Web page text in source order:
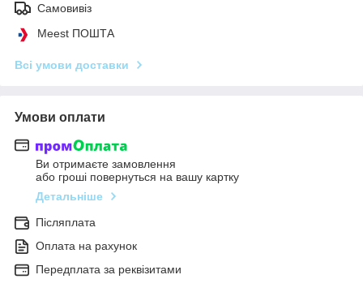
Самовивіз
Meest ПОШТА
Всі умови доставки
Умови оплати
Ви отримаєте замовлення
або гроші повернуться на вашу картку
Детальніше
Післяплата
Оплата на рахунок
Передплата за реквізитами